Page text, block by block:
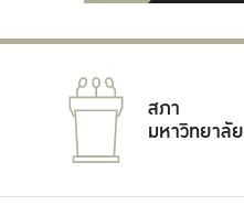
สภา
มหาวิทยาลัย